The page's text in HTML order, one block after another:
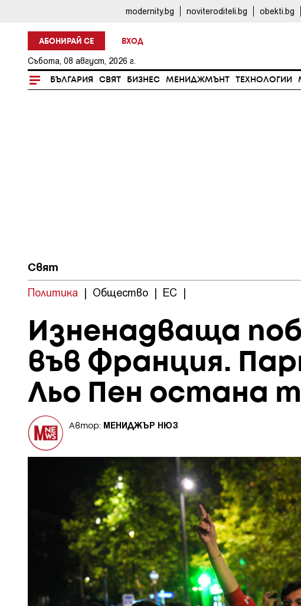
modernity.bg noviteroditeli.bg obekti.bg
АБОНИРАЙ СЕ ВХОД
Събота, 08 август, 2026 г.
БЪЛГАРИЯ СВЯТ БИЗНЕС МЕНИДЖМЪНТ ТЕХНОЛОГИИ
Свят
Политика | Общество | ЕС |
Изненадваща
във Франция.
Льо Пен остана
Автор: МЕНИДЖЪР НЮЗ